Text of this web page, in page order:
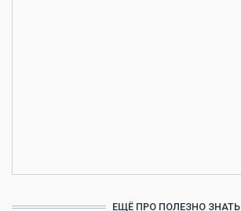
ЕЩЁ ПРО ПОЛЕЗНО ЗНАТЬ